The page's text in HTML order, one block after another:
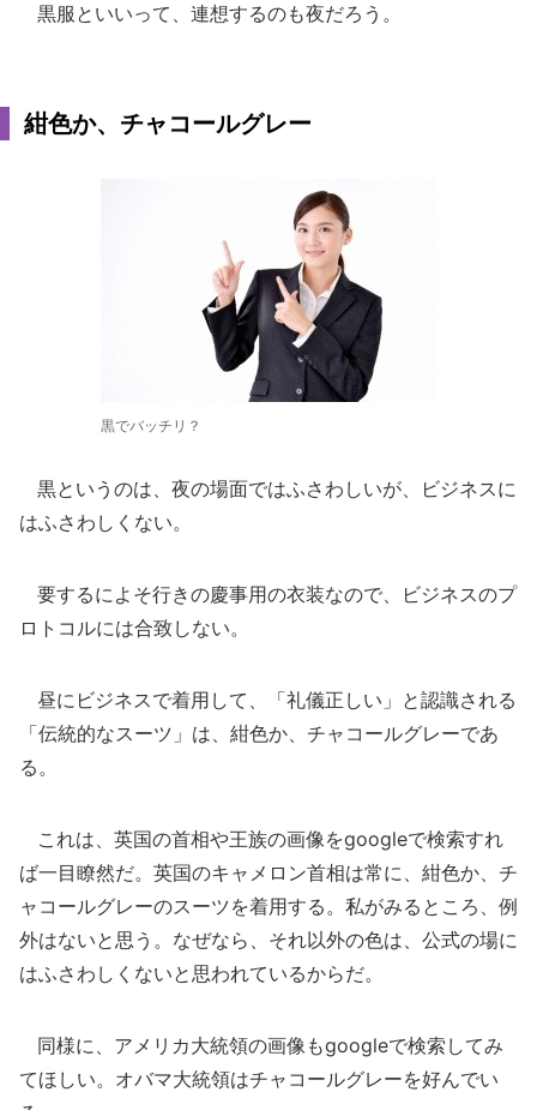
黒服といいって、連想するのも夜だろう。
紺色か、チャコールグレー
黒でバッチリ？
黒というのは、夜の場面ではふさわしいが、ビジネスに
はふさわしくない。
要するによそ行きの慶事用の衣装なので、ビジネスのプ
ロトコルには合致しない。
昼にビジネスで着用して、「礼儀正しい」と認識される
「伝統的なスーツ」は、紺色か、チャコールグレーであ
る。
これは、英国の首相や王族の画像をgoogleで検索すれ
ば一目瞭然だ。英国のキャメロン首相は常に、紺色か、チ
ャコールグレーのスーツを着用する。私がみるところ、例
外はないと思う。なぜなら、それ以外の色は、公式の場に
はふさわしくないと思われているからだ。
同様に、アメリカ大統領の画像もgoogleで検索してみ
てほしい。オバマ大統領はチャコールグレーを好んでい